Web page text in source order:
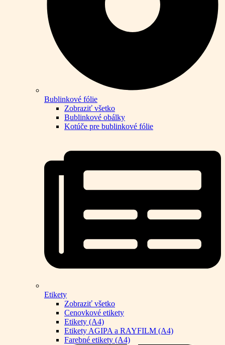
Bublinkové fólie
Zobraziť všetko
Bublinkové obálky
Kotúče pre bublinkové fólie
Etikety
Zobraziť všetko
Cenovkové etikety
Etikety (A4)
Etikety AGIPA a RAYFILM (A4)
Farebné etikety (A4)